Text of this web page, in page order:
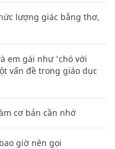
lượng giác bằng thơ,
em gái như 'chó với
vấn đề trong giáo dục
cơ bản cần nhớ
giờ nên gọi